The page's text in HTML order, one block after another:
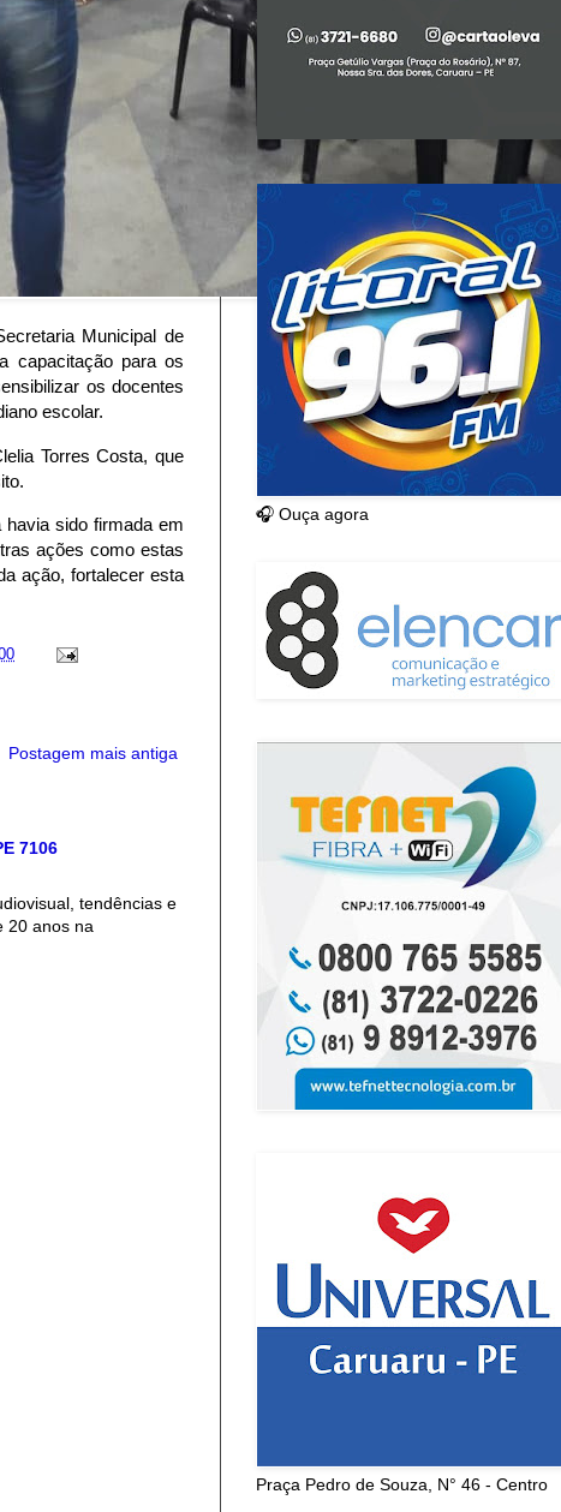
Municipal de
capacitação para os
os docentes
escolar.
Torres Costa, que
sido firmada em
ações como estas
ação, fortalecer esta
Postagem mais antiga
7106
tendências e
20 anos na
🎧 Ouça agora
Praça Pedro de Souza, N° 46 - Centro